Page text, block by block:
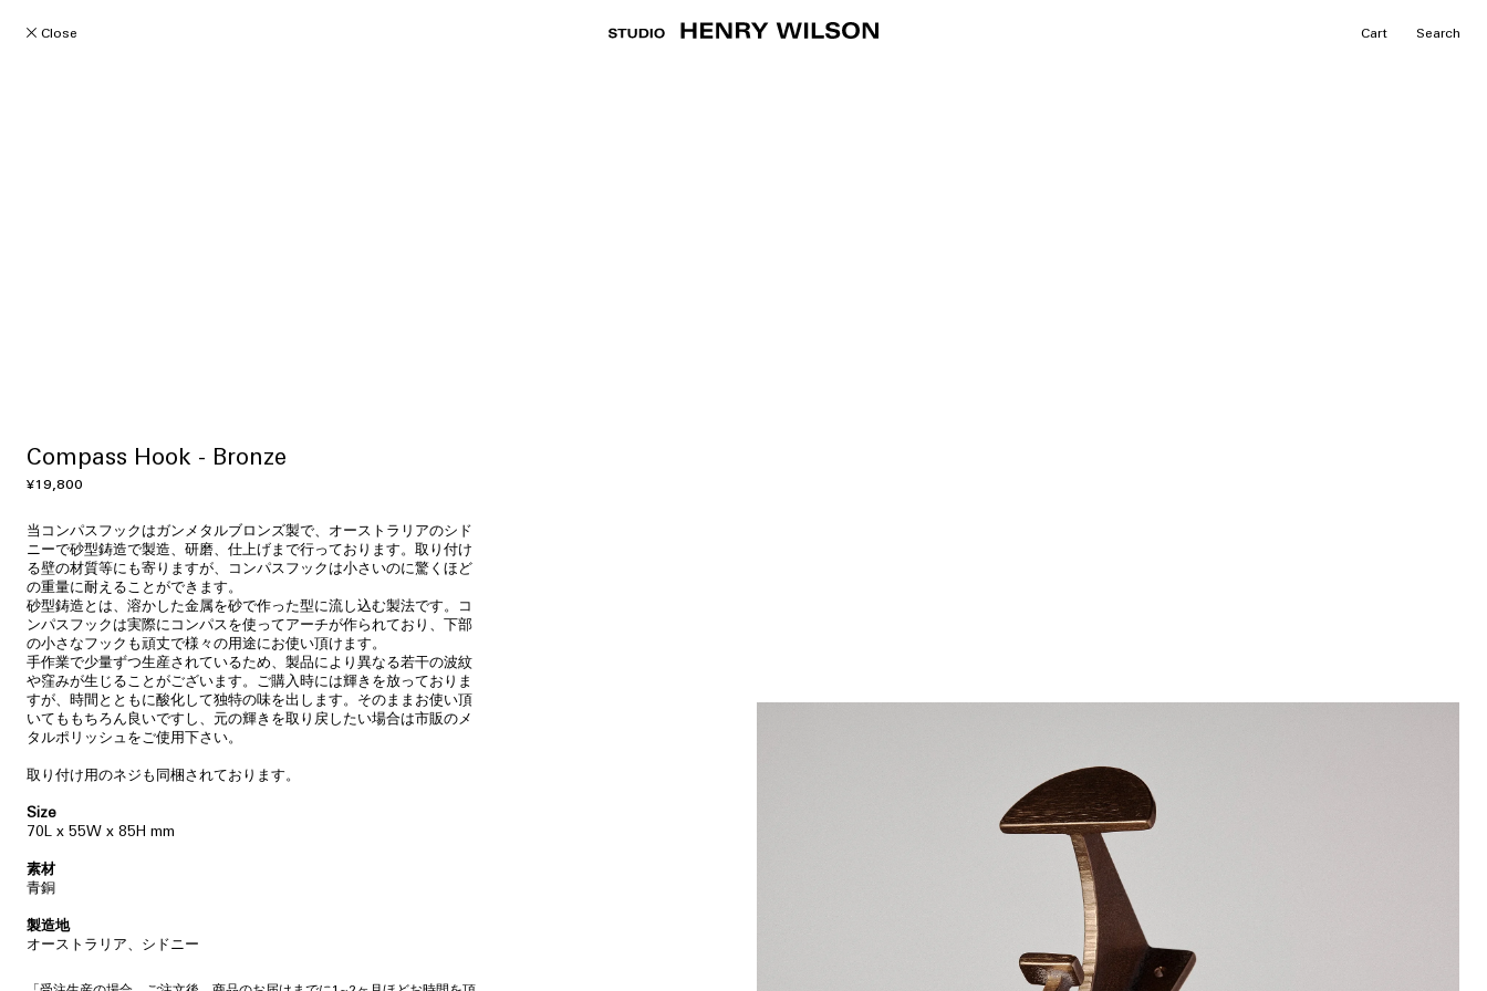
Close
カ
Search
Compass Hook - Bronze
通
価
格
¥19,800
当コンパスフックはガンメタルブロンズ製で、オーストラリアのシド
ニーで砂型鋳造で製造、研磨、仕上げまで行っております。取り付け
る壁の材質等にも寄りますが、コンパスフックは小さいのに驚くほど
の重量に耐えることができます。
砂型鋳造とは、溶かした金属を砂で作った型に流し込む製法です。コ
ンパスフックは実際にコンパスを使ってアーチが作られており、下部
の小さなフックも頑丈で様々の用途にお使い頂けます。
手作業で少量ずつ生産されているため、製品により異なる若干の波紋
や窪みが生じることがございます。ご購入時には輝きを放っておりま
すが、時間とともに酸化して独特の味を出します。そのままお使い頂
いてももちろん良いですし、元の輝きを取り戻したい場合は市販のメ
タルポリッシュをご使用下さい。
取り付け用のネジも同梱されております。
Size
70L x 55W x 85H mm
素材
青銅
製造地
オーストラリア、シドニー